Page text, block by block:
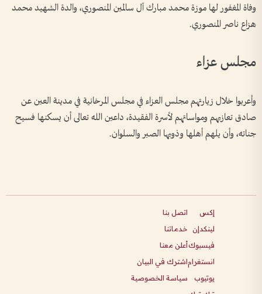
وفاة المغفور لها موزة محمد مبارك آل سالمين المنصوري، والدة الشهيد محمد
هزاع ناصر المنصوري.
مجلس عزاء
وأعربوا خلال زيارتهم مجلس العزاء في مجلس المرخانية في مدينة العين عن
صادق تعازيهم ومواساتهم لأسرة الفقيدة، داعين الله تعالى أن يسكنها فسيح
جناته، وأن يلهم أهلها وذويها الصبر والسلوان.
إكس
لينكدإن
فيسبوك
انستغرام
يوتيوب
اتصل بنا
خدماتنا
أعلن معنا
اشترك في البيان
سياسة الخصوصية